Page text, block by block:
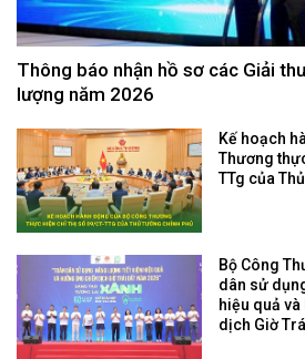
Thông báo nhận hồ sơ các Giải
lượng năm 2026
Kế hoạch
Thương
TTg của
Bộ Công
dân sử
hiệu quả
dịch Giờ